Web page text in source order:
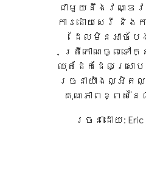
ជាមួយនឹងវណ្ឌវ
ការដោយសេរី និង
ដែលមិនអាចប
ត្រីកោណចូលទៅ
ឈុតដែកដែលស្រោ
រចនាយ៉ាងល្អិត
គុណភាពខ្ពស់នៃ
រចនា​ដោយ: Eric